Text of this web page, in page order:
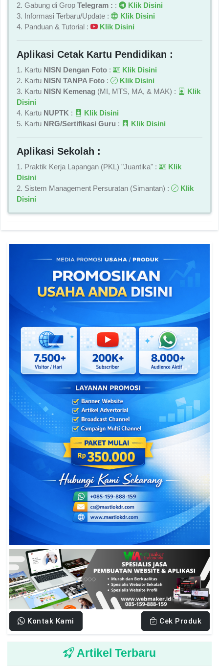
2. Gabung di Grop Telegram : :
Klik Disini
3. Informasi Terbaru/Update :
Klik Disini
4. Panduan & Tutorial :
Klik Disini
Aplikasi Cetak Kartu Pendidikan :
1. Kartu NISN Dengan Foto :
Klik Disini
2. Kartu NISN TANPA Foto :
Klik Disini
3. Kartu NISN Kemenag (MI, MTS, MA, & MAK) :
Klik
Disini
4. Kartu NUPTK :
Klik Disini
5. Kartu NRG/Sertifikasi Guru : Klik Disini
Aplikasi Sekolah :
1. Praktik Kerja Lapangan (PKL) "Juantika" :
Klik
Disini
2. Sistem Management Persuratan (Simantan) :
Klik
Disini
Kontak Kami Cek Produk
Artikel Terbaru